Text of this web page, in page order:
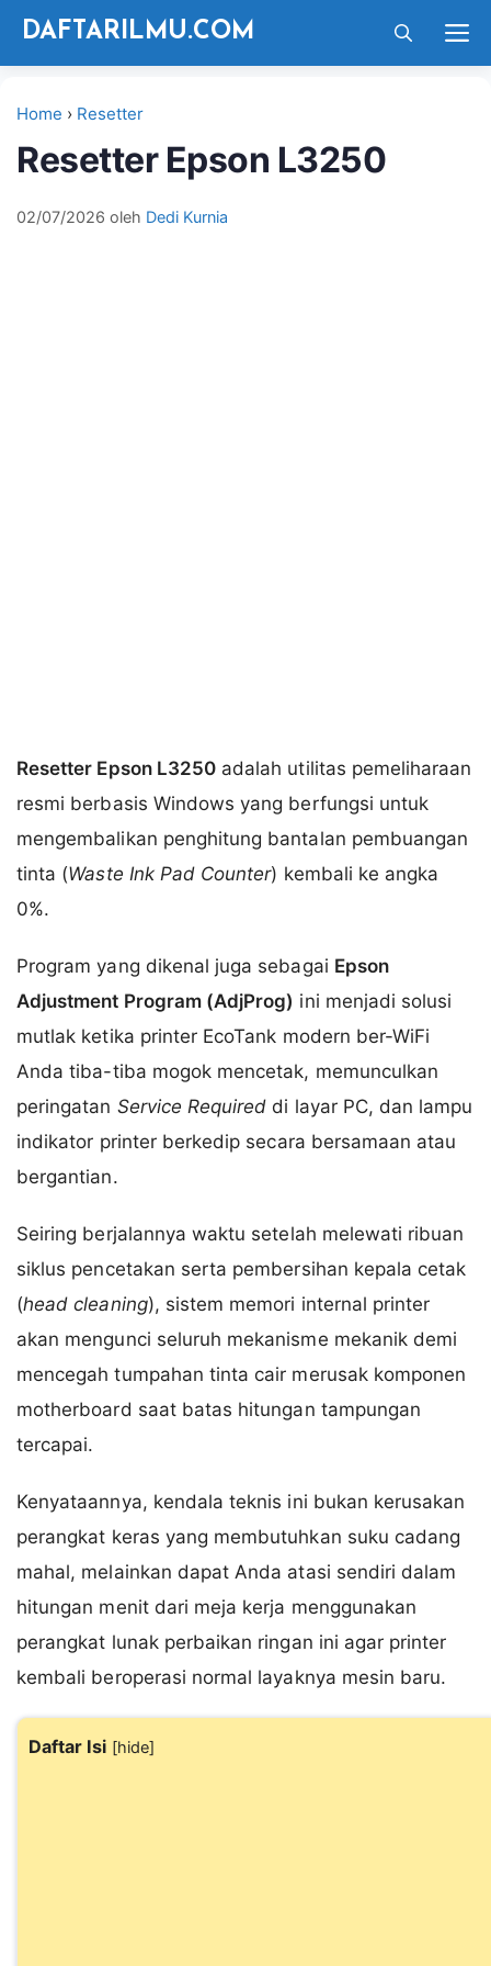
Langsung
DAFTARILMU.COM
Home › Resetter
Resetter Epson L3250
02/07/2026 oleh Dedi Kurnia
Resetter Epson L3250 adalah utilitas pemeliharaan
resmi berbasis Windows yang berfungsi untuk
mengembalikan penghitung bantalan pembuangan
tinta (Waste Ink Pad Counter) kembali ke angka
0%.
Program yang dikenal juga sebagai Epson
Adjustment Program (AdjProg) ini menjadi solusi
mutlak ketika printer EcoTank modern ber-WiFi
Anda tiba-tiba mogok mencetak, memunculkan
peringatan Service Required di layar PC, dan lampu
indikator printer berkedip secara bersamaan atau
bergantian.
Seiring berjalannya waktu setelah melewati ribuan
siklus pencetakan serta pembersihan kepala cetak
(head cleaning), sistem memori internal printer
akan mengunci seluruh mekanisme mekanik demi
mencegah tumpahan tinta cair merusak komponen
motherboard saat batas hitungan tampungan
tercapai.
Kenyataannya, kendala teknis ini bukan kerusakan
perangkat keras yang membutuhkan suku cadang
mahal, melainkan dapat Anda atasi sendiri dalam
hitungan menit dari meja kerja menggunakan
perangkat lunak perbaikan ringan ini agar printer
kembali beroperasi normal layaknya mesin baru.
Daftar Isi [hide]